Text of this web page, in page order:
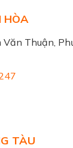
HÒA
Thuận,
TÀU